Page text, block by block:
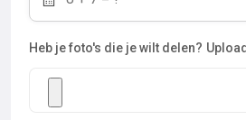
Heb je foto's die je wilt delen?